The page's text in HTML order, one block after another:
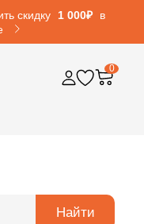
скидку 1 000₽
в
0
Найти